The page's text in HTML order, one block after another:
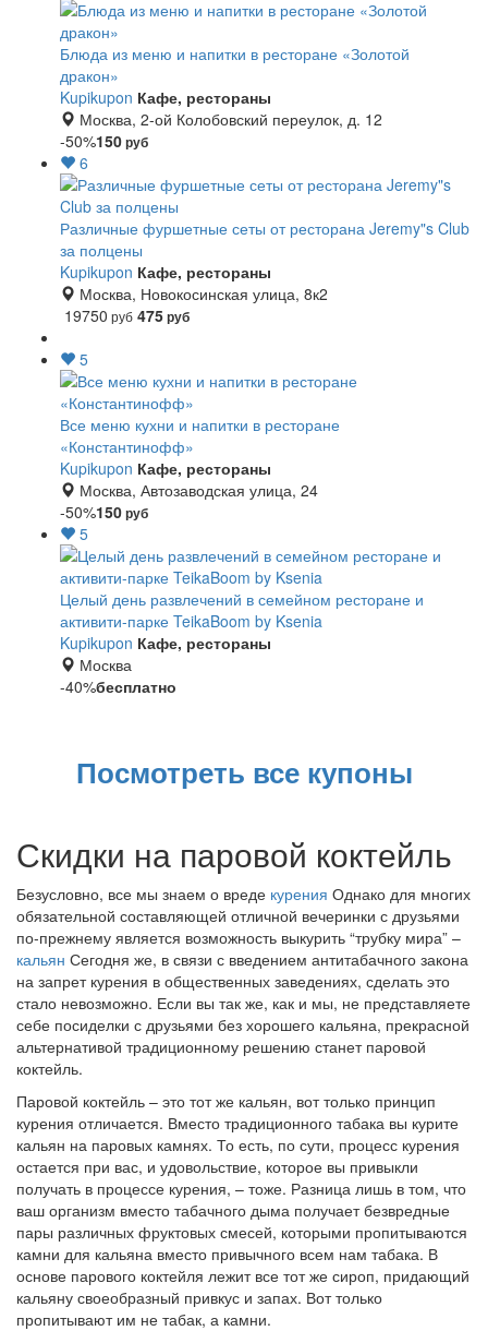
Блюда из меню и напитки в ресторане «Золотой
дракон»
Kupikupon Кафе, рестораны
Москва, 2-ой Колобовский переулок, д. 12
-50%150руб
6
Различные фуршетные сеты от ресторана Jeremy"s Club
за полцены
Kupikupon Кафе, рестораны
Москва, Новокосинская улица, 8к2
19750 руб 475руб
5
Все меню кухни и напитки в ресторане
«Константинофф»
Kupikupon Кафе, рестораны
Москва, Автозаводская улица, 24
-50%150руб
5
Целый день развлечений в семейном ресторане и
активити-парке TeikaBoom by Ksenia
Kupikupon Кафе, рестораны
Москва
-40%бесплатно
Посмотреть все купоны
Скидки на паровой коктейль
Безусловно, все мы знаем о вреде курения Однако для многих
обязательной составляющей отличной вечеринки с друзьями
по-прежнему является возможность выкурить “трубку мира” –
кальян Сегодня же, в связи с введением антитабачного закона
на запрет курения в общественных заведениях, сделать это
стало невозможно. Если вы так же, как и мы, не представляете
себе посиделки с друзьями без хорошего кальяна, прекрасной
альтернативой традиционному решению станет паровой
коктейль.
Паровой коктейль – это тот же кальян, вот только принцип
курения отличается. Вместо традиционного табака вы курите
кальян на паровых камнях. То есть, по сути, процесс курения
остается при вас, и удовольствие, которое вы привыкли
получать в процессе курения, – тоже. Разница лишь в том, что
ваш организм вместо табачного дыма получает безвредные
пары различных фруктовых смесей, которыми пропитываются
камни для кальяна вместо привычного всем нам табака. В
основе парового коктейля лежит все тот же сироп, придающий
кальяну своеобразный привкус и запах. Вот только
пропитывают им не табак, а камни.